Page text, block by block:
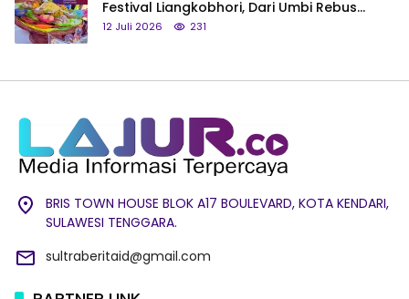
Festival Liangkobhori, Dari Umbi Rebus
hingga Tumpeng Beras Muna
12 Juli 2026 231
BRIS TOWN HOUSE BLOK A17 BOULEVARD, KOTA KENDARI,
SULAWESI TENGGARA.
sultraberitaid@gmail.com